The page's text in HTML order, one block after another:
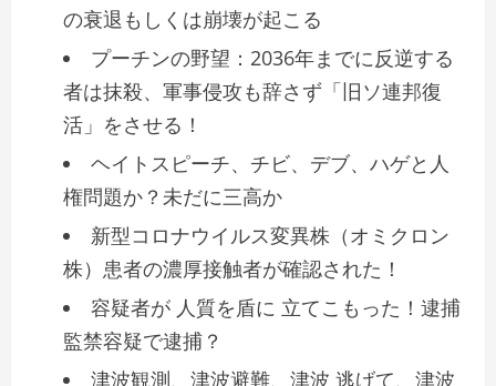
の衰退もしくは崩壊が起こる
プーチンの野望：2036年までに反逆する
者は抹殺、軍事侵攻も辞さず「旧ソ連邦復
活」をさせる！
ヘイトスピーチ、チビ、デブ、ハゲと人
権問題か？未だに三高か
新型コロナウイルス変異株（オミクロン
株）患者の濃厚接触者が確認された！
容疑者が 人質を盾に 立てこもった！逮捕
監禁容疑で逮捕？
津波観測、津波避難、津波 逃げて、津波